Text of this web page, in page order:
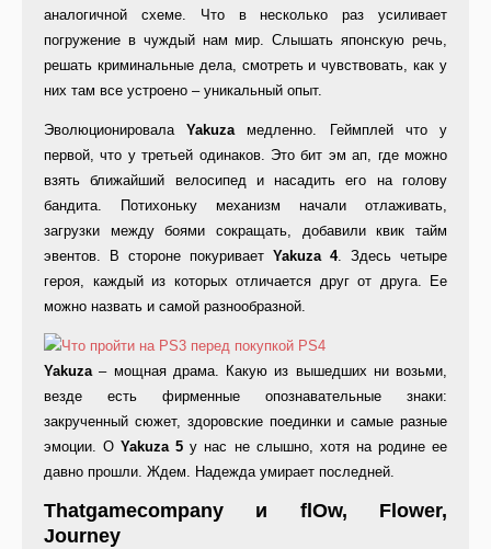
аналогичной схеме. Что в несколько раз усиливает
погружение в чуждый нам мир. Слышать японскую речь,
решать криминальные дела, смотреть и чувствовать, как у
них там все устроено – уникальный опыт.
ЭволюционировалаYakuza медленно. Геймплей что у
первой, что у третьей одинаков. Это бит эм ап, где можно
взять ближайший велосипед и насадить его на голову
бандита. Потихоньку механизм начали отлаживать,
загрузки между боями сокращать, добавили квик тайм
эвентов. В стороне покуривает Yakuza 4. Здесь четыре
героя, каждый из которых отличается друг от друга. Ее
можно назвать и самой разнообразной.
Yakuza– мощная драма. Какую из вышедших ни возьми,
везде есть фирменные опознавательные знаки:
закрученный сюжет, здоровские поединки и самые разные
эмоции. ОYakuza 5 у нас не слышно, хотя на родине ее
давно прошли. Ждем. Надежда умирает последней.
Thatgamecompany и flOw, Flower,
Journey